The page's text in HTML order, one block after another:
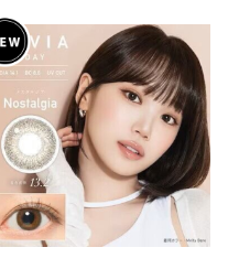
ル ハーフ ブラウン ブラック
高含水 裸眼風 自然